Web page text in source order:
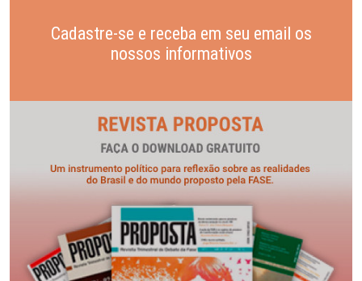
Cadastre-se e receba em seu email os
nossos informativos